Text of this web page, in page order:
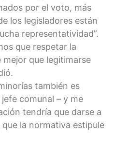
por el voto, más
los legisladores están
representatividad”.
que respetar la
que legitimarse
también es
comunal – y me
tendría que darse a
que la normativa estipule